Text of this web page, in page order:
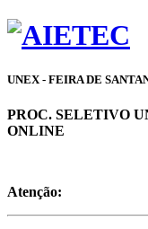
UNEX - FEIRA DE
PROC. SELETIVO
ONLINE
Atenção: